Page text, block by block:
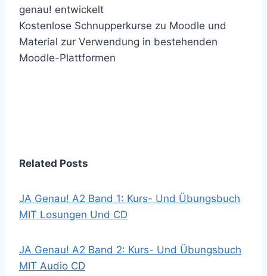
genau! entwickelt
Kostenlose Schnupperkurse zu Moodle und
Material zur Verwendung in bestehenden
Moodle-Plattformen
Related Posts
JA Genau! A2 Band 1: Kurs- Und Übungsbuch
MIT Losungen Und CD
JA Genau! A2 Band 2: Kurs- Und Übungsbuch
MIT Audio CD